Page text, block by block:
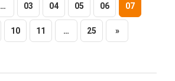
… 03 04 05 06 07
10 11 … 25 »